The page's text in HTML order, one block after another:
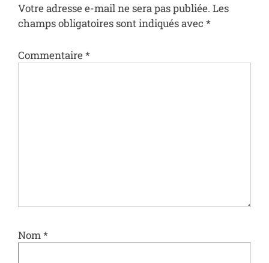
Votre adresse e-mail ne sera pas publiée. Les
champs obligatoires sont indiqués avec *
Commentaire*
Nom*